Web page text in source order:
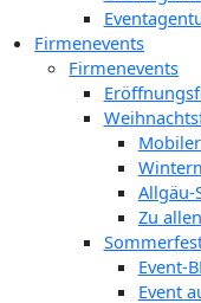
Firmenevents
Firmenevents
Allgäu-
Zu
Event-
Event